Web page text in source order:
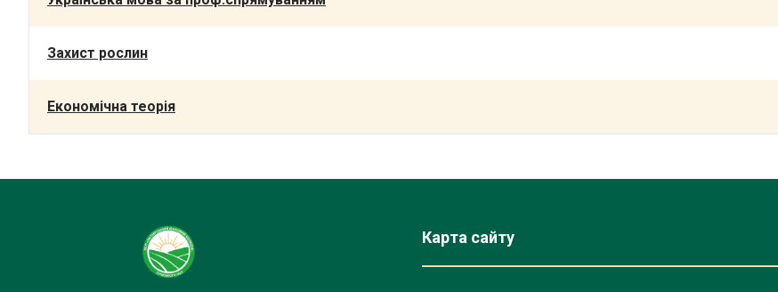
Захист рослин
Економічна теорія
Карта сайту